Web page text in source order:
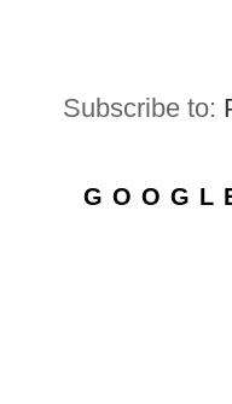
Subscribe to: